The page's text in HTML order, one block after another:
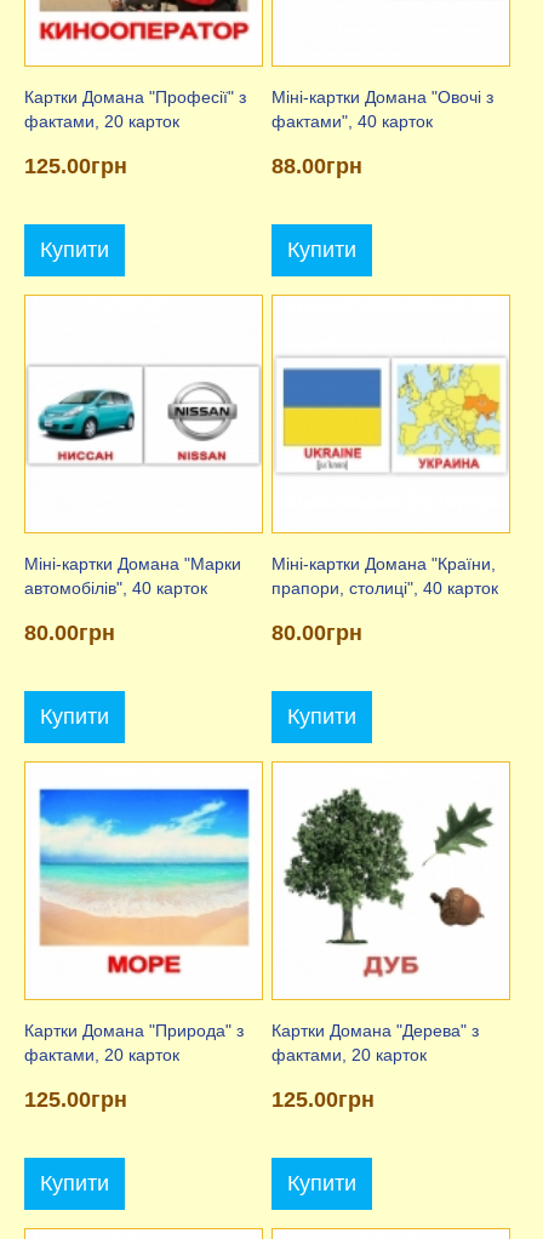
Картки Домана "Професії" з
фактами, 20 карток
125.00грн
Купити
Міні-картки Домана "Овочі з
фактами", 40 карток
88.00грн
Купити
Міні-картки Домана "Марки
автомобілів", 40 карток
80.00грн
Купити
Міні-картки Домана "Країни,
прапори, столиці", 40 карток
80.00грн
Купити
Картки Домана "Природа" з
фактами, 20 карток
125.00грн
Купити
Картки Домана "Дерева" з
фактами, 20 карток
125.00грн
Купити